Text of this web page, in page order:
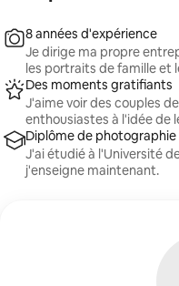
8 années d'expérience
Je dirige ma propre
les portraits de famille et
Des moments gratifiants
J'aime voir des couples
enthousiastes à l'idée de
Diplôme de photographie
J'ai étudié à l'Université
j'enseigne maintenant.